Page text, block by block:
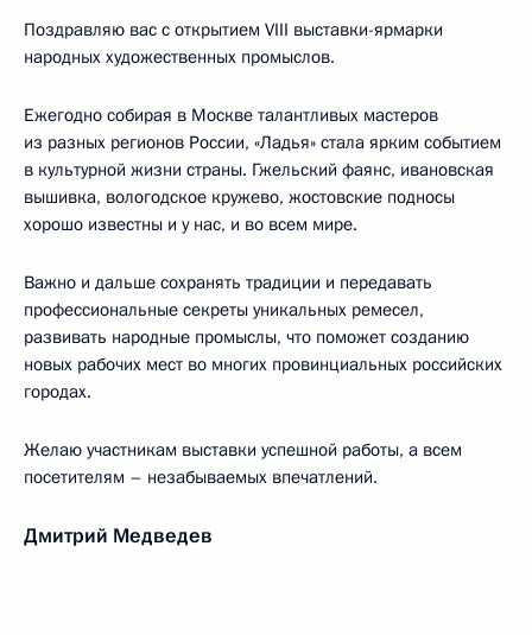
Поздравляю вас с открытием VIII выставки-ярмарки
народных художественных промыслов.
Ежегодно собирая в Москве талантливых мастеров
из разных регионов России, «Ладья» стала ярким событием
в культурной жизни страны. Гжельский фаянс, ивановская
вышивка, вологодское кружево, жостовские подносы
хорошо известны и у нас, и во всем мире.
Важно и дальше сохранять традиции и передавать
профессиональные секреты уникальных ремесел,
развивать народные промыслы, что поможет созданию
новых рабочих мест во многих провинциальных российских
городах.
Желаю участникам выставки успешной работы, а всем
посетителям – незабываемых впечатлений.
Дмитрий Медведев